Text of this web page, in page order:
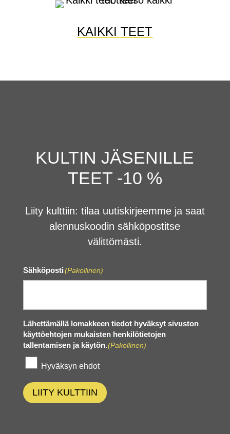
KAIKKI TEET
KULTIN JÄSENILLE
TEET -10 %
Liity kulttiin: tilaa uutiskirjeemme ja saat
alennuskoodin sähköpostitse
välittömästi.
Sähköposti(Pakollinen)
Lähettämällä lomakkeen tiedot hyväksyt sivuston
käyttöehtojen mukaisten henkilötietojen
tallentamisen ja käytön.(Pakollinen)
Hyväksyn ehdot
LIITY KULTTIIN